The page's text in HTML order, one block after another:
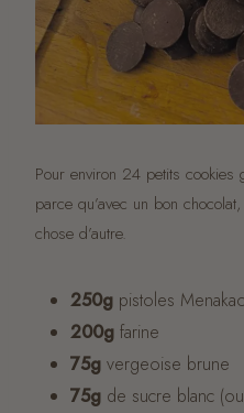
Pour environ 24 petits
parce qu’avec un bon
chose d’autre.
250g pistoles
200g farine
75g vergeoise brune
75g de sucre blanc